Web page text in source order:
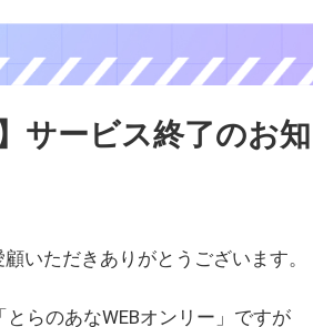
サービス終了のお
いただきありがとうございます。
らのあなWEBオンリー」ですが